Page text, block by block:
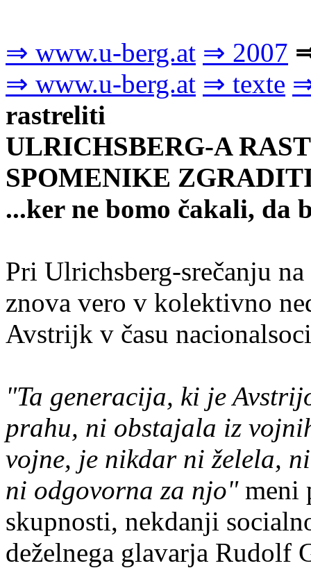
⇒ www.u-berg.at ⇒ 2007
⇒ www.u-berg.at ⇒ texte
rastreliti
ULRICHSBERG-A
SPOMENIKE
...ker ne bomo čakali, da
Pri Ulrichsberg-srečanju
znova vero v kolektivno
Avstrijk v času
"Ta generacija, ki je
prahu, ni obstajala iz
vojne, je nikdar ni želela,
ni odgovorna za njo"meni
skupnosti, nekdanji
deželnega glavarja Rudolf